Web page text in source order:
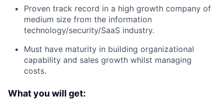
Proven track record in a high growth company of
medium size from the information
technology/security/SaaS industry.
Must have maturity in building organizational
capability and sales growth whilst managing
costs.
What you will get: